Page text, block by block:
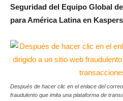
Seguridad del Equipo Global
para América Latina en
Después de hacer clic en el enlace del
fraudulento que imita una plataforma de